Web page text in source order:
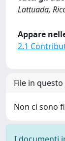
Lattuada,
Appare
2.1
File in
Non ci sono